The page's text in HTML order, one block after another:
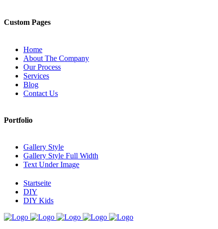
Custom Pages
Home
About The Company
Our Process
Services
Blog
Contact Us
Portfolio
Gallery Style
Gallery Style Full Width
Text Under Image
Startseite
DIY
DIY Kids